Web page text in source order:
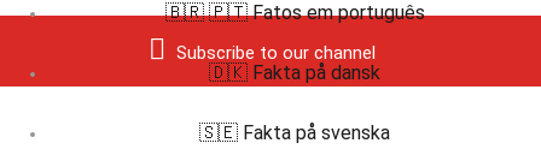
Subscribe to our channel
🇧🇷 🇵🇹 Fatos em português
🇩🇰 Fakta på dansk
🇸🇪 Fakta på svenska